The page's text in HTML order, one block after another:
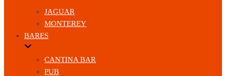
JAGUAR
MONTEREY
BARES
CANTINA BAR
PUB